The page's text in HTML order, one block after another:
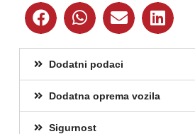
Dodatni podaci
Dodatna oprema vozila
Sigurnost